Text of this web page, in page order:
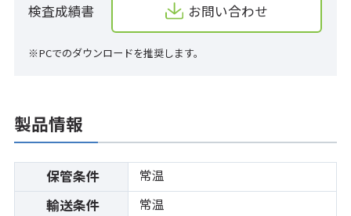
検査成績書 お問い合わせ
※PCでのダウンロードを推奨します。
製品情報
保管条件 常温
輸送条件 常温